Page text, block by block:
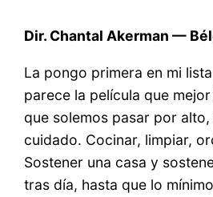
Dir. Chantal Akerman —
La pongo primera en mi
parece la película que
que solemos pasar por
cuidado. Cocinar, limpiar,
Sostener una casa y
tras día, hasta que lo